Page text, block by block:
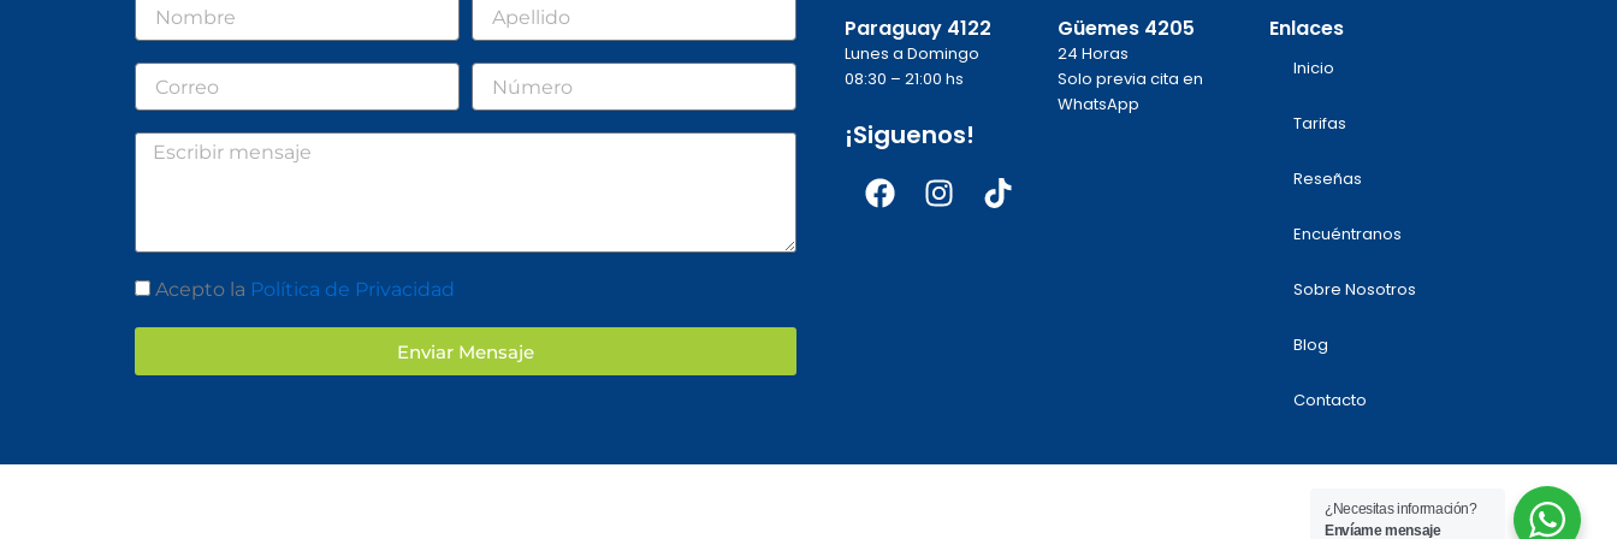
Correo Número
Mensaje
Aceptación
Acepto la Política de Privacidad
Enviar Mensaje
Paraguay 4122
Lunes a Domingo
08:30 – 21:00 hs
¡Siguenos!
Facebook
Instagram
Tiktok
Güemes 4205
24 Horas
Solo previa cita en
WhatsApp
Enlaces
Inicio
Tarifas
Reseñas
Encuéntranos
Sobre Nosotros
Blog
Contacto
¿Necesitas información?
Envíame mensaje